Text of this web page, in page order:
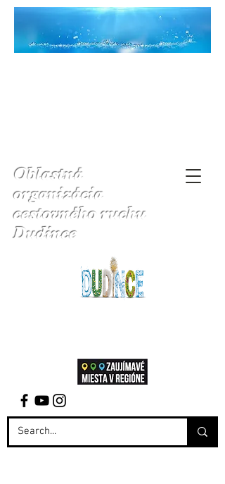
Oblastná
organizácia
cestovného ruchu
Dudince